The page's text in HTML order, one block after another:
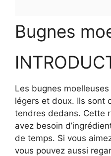
Bugnes
Les bugnes
légers et doux. Ils sont
tendres dedans. Cette
avez besoin
de temps. Si vous
vous pouvez aussi